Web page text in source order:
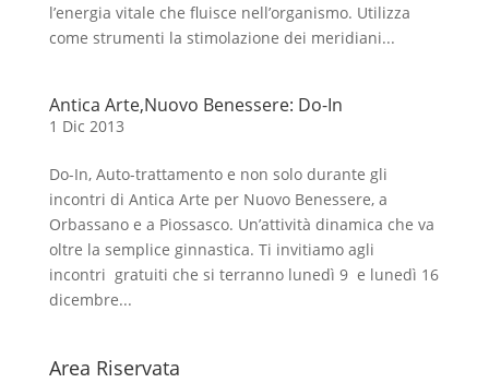
l’energia vitale che fluisce nell’organismo. Utilizza
come strumenti la stimolazione dei meridiani...
Antica Arte,Nuovo Benessere: Do-In
1 Dic 2013
Do-In, Auto-trattamento e non solo durante gli
incontri di Antica Arte per Nuovo Benessere, a
Orbassano e a Piossasco. Un’attività dinamica che va
oltre la semplice ginnastica. Ti invitiamo agli
incontri gratuiti che si terranno lunedì 9 e lunedì 16
dicembre...
Area Riservata